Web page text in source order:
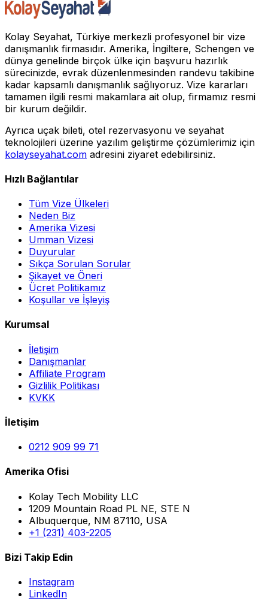
Kolay Seyahat, Türkiye merkezli profesyonel bir vize
danışmanlık firmasıdır. Amerika, İngiltere, Schengen ve
dünya genelinde birçok ülke için başvuru hazırlık
sürecinizde, evrak düzenlenmesinden randevu takibine
kadar kapsamlı danışmanlık sağlıyoruz. Vize kararları
tamamen ilgili resmi makamlara ait olup, firmamız resmi
bir kurum değildir.
Ayrıca uçak bileti, otel rezervasyonu ve seyahat
teknolojileri üzerine yazılım geliştirme çözümlerimiz için
kolayseyahat.com adresini ziyaret edebilirsiniz.
Hızlı Bağlantılar
Tüm Vize Ülkeleri
Neden Biz
Amerika Vizesi
Umman Vizesi
Duyurular
Sıkça Sorulan Sorular
Şikayet ve Öneri
Ücret Politikamız
Koşullar ve İşleyiş
Kurumsal
İletişim
Danışmanlar
Affiliate Program
Gizlilik Politikası
KVKK
İletişim
0212 909 99 71
Amerika Ofisi
Kolay Tech Mobility LLC
1209 Mountain Road PL NE, STE N
Albuquerque, NM 87110, USA
+1 (231) 403-2205
Bizi Takip Edin
Instagram
LinkedIn